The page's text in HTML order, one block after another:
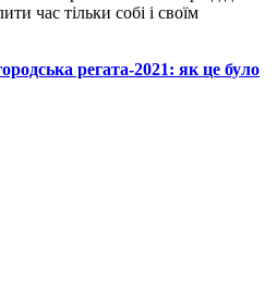
час тільки собі і своїм
регата-2021: як це було